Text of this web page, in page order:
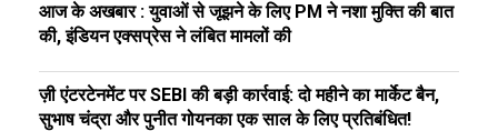
आज के अखबार : युवाओं से जूझने के लिए PM ने नशा मुक्ति की बात
की, इंडियन एक्सप्रेस ने लंबित मामलों की
ज़ी एंटरटेनमेंट पर SEBI की बड़ी कार्रवाई: दो महीने का मार्केट बैन,
सुभाष चंद्रा और पुनीत गोयनका एक साल के लिए प्रतिबंधित!